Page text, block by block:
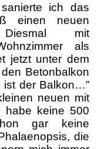
ich das
einen neuen
mit
als
jetzt unter dem
Betonbalkon
ist der Balkon…”
neuen mit
habe keine 500
gar keine
die